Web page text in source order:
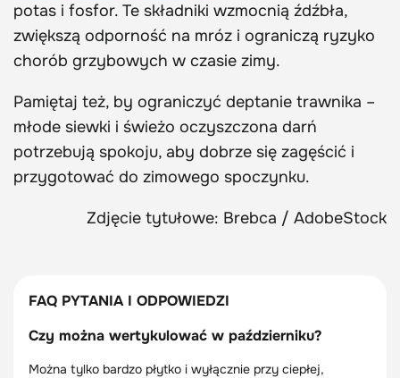
potas i fosfor. Te składniki wzmocnią źdźbła,
zwiększą odporność na mróz i ograniczą ryzyko
chorób grzybowych w czasie zimy.
Pamiętaj też, by ograniczyć deptanie trawnika –
młode siewki i świeżo oczyszczona darń
potrzebują spokoju, aby dobrze się zagęścić i
przygotować do zimowego spoczynku.
Zdjęcie tytułowe: Brebca / AdobeStock
FAQ PYTANIA I ODPOWIEDZI
Czy można wertykulować w październiku?
Można tylko bardzo płytko i wyłącznie przy ciepłej,